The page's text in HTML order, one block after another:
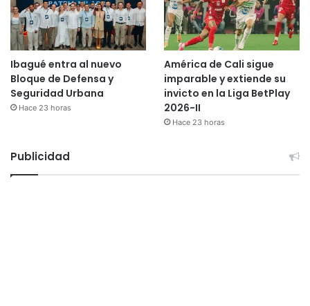
Ibagué entra al nuevo
Bloque de Defensa y
Seguridad Urbana
Hace 23 horas
América de Cali sigue
imparable y extiende su
invicto en la Liga BetPlay
2026-II
Hace 23 horas
Publicidad